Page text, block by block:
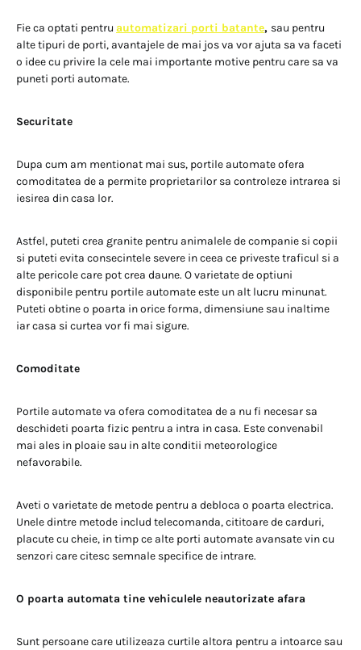
Fie ca optati pentru automatizari porti batante, sau pentru
alte tipuri de porti, avantajele de mai jos va vor ajuta sa va faceti
o idee cu privire la cele mai importante motive pentru care sa va
puneti porti automate.
Securitate
Dupa cum am mentionat mai sus, portile automate ofera
comoditatea de a permite proprietarilor sa controleze intrarea si
iesirea din casa lor.
Astfel, puteti crea granite pentru animalele de companie si copii
si puteti evita consecintele severe in ceea ce priveste traficul si a
alte pericole care pot crea daune. O varietate de optiuni
disponibile pentru portile automate este un alt lucru minunat.
Puteti obtine o poarta in orice forma, dimensiune sau inaltime
iar casa si curtea vor fi mai sigure.
Comoditate
Portile automate va ofera comoditatea de a nu fi necesar sa
deschideti poarta fizic pentru a intra in casa. Este convenabil
mai ales in ploaie sau in alte conditii meteorologice
nefavorabile.
Aveti o varietate de metode pentru a debloca o poarta electrica.
Unele dintre metode includ telecomanda, cititoare de carduri,
placute cu cheie, in timp ce alte porti automate avansate vin cu
senzori care citesc semnale specifice de intrare.
O poarta automata tine vehiculele neautorizate afara
Sunt persoane care utilizeaza curtile altora pentru a intoarce sau